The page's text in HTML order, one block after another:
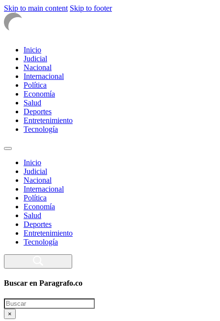
Skip to main content Skip to footer
Inicio
Judicial
Nacional
Internacional
Política
Economía
Salud
Deportes
Entretenimiento
Tecnología
Inicio
Judicial
Nacional
Internacional
Política
Economía
Salud
Deportes
Entretenimiento
Tecnología
Buscar en Paragrafo.co
Search
×